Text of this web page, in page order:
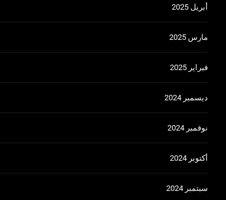
أبريل 2025
مارس 2025
فبراير 2025
ديسمبر 2024
نوفمبر 2024
أكتوبر 2024
سبتمبر 2024